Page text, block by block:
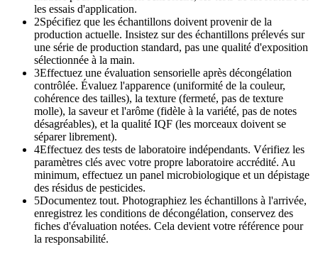
les essais d'application.
2Spécifiez que les échantillons doivent provenir de la
production actuelle. Insistez sur des échantillons prélevés sur
une série de production standard, pas une qualité d'exposition
sélectionnée à la main.
3Effectuez une évaluation sensorielle après décongélation
contrôlée. Évaluez l'apparence (uniformité de la couleur,
cohérence des tailles), la texture (fermeté, pas de texture
molle), la saveur et l'arôme (fidèle à la variété, pas de notes
désagréables), et la qualité IQF (les morceaux doivent se
séparer librement).
4Effectuez des tests de laboratoire indépendants. Vérifiez les
paramètres clés avec votre propre laboratoire accrédité. Au
minimum, effectuez un panel microbiologique et un dépistage
des résidus de pesticides.
5Documentez tout. Photographiez les échantillons à l'arrivée,
enregistrez les conditions de décongélation, conservez des
fiches d'évaluation notées. Cela devient votre référence pour
la responsabilité.